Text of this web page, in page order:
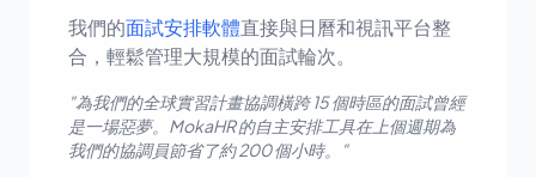
我們的面試安排軟體直接與日曆和視訊平台整
合，輕鬆管理大規模的面試輪次。
"為我們的全球實習計畫協調橫跨 15 個時區的面試曾經
是一場惡夢。MokaHR 的自主安排工具在上個週期為
我們的協調員節省了約 200 個小時。"